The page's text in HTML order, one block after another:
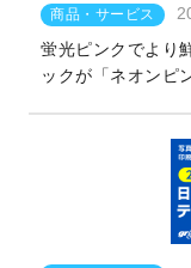
商品・サービス
蛍光ピンクでより
ックが「ネオンピ